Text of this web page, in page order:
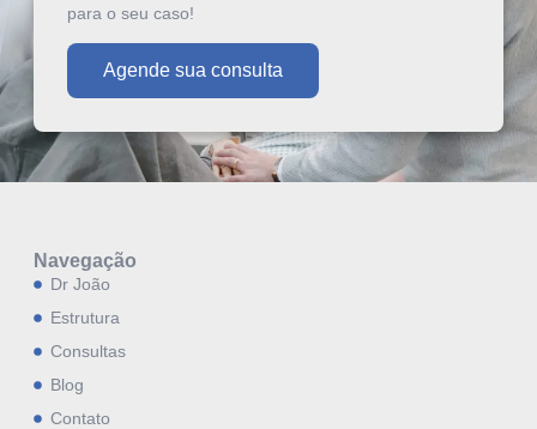
para o seu caso!
Agende sua consulta
Navegação
Dr João
Estrutura
Consultas
Blog
Contato